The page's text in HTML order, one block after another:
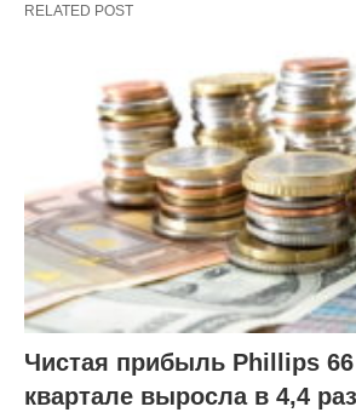
RELATED POST
Чистая прибыль Phillips 66
квартале выросла в 4,4